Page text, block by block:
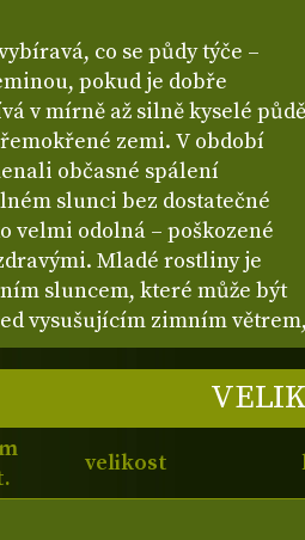
co se půdy týče –
pokud je dobře
v mírně až silně kyselé půdě
zemi. V období
občasné spálení
slunci bez dostatečné
velmi odolná – poškozené
Mladé rostliny je
sluncem, které může být
vysušujícím zimním větrem,
velikost